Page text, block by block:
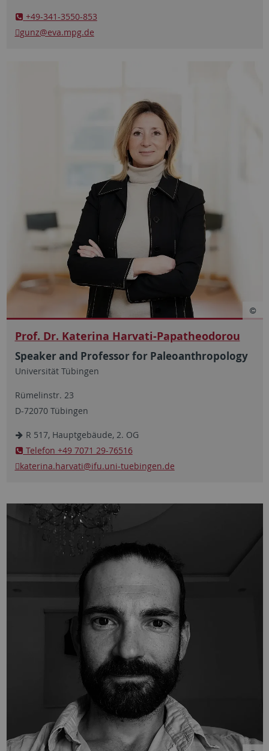
+49-341-3550-853
gunz@eva.mpg.de
Prof. Dr. Katerina Harvati-Papatheodorou
Speaker and Professor for Paleoanthropology
Universität Tübingen
Rümelinstr. 23
D-72070 Tübingen
R 517, Hauptgebäude, 2. OG
Telefon +49 7071 29-76516
katerina.harvati@ifu.uni-tuebingen.de